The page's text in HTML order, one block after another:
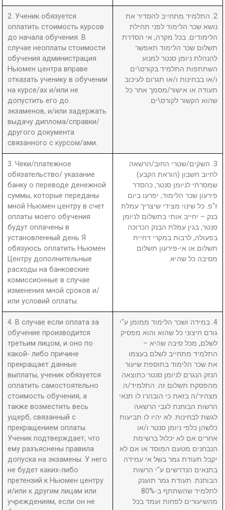
2. Ученик обязуется
оплатить стоимость курсов
до начала обучения. В
случае неоплаты стоимости
обучения администрация
Ньюмен центра вправе
отказать ученику в обучении
на курсе/ах и/или не
допустить его до
экзаменов, и/или задержать
выдачу диплома/справки/
другого документа
связанного с курсом/ами.
2. התלמיד מתחייב להסדיר את
נושא שכר הלימוד לפני תחילת
הלימודים. בכל מקרה, אי הסדרת
תשלום שכר הלימוד תאפשר
להנהלת ניומן סנטר למנוע
השתתפות התלמיד בקורס\ים
ו/או בבחינות ו/או תגרום לעיכוב
תעודה או אישור/מסמך אחר כל
שהוא הקשור לקורס\ים.
3. Чеки/платежное
обязательство/ указание
банку о переводе денежной
суммы, которые переданы
мной Ньюмен центру в счет
оплаты моего обучения
будут оплачены в
установленный день Я
обязуюсь оплатить Ньюмен
Центру дополнительные
расходы на банковские
комиссионные в случае
изменения мной сроков и/
или условий оплаты.
3. השקים/שטרי החוב/הרשאה
לחיוב חשבון (הוראת הקבע)
שמסרתי לניומן סנטר, כהסדר
פירעון שכר הלימוד, יפרעו ביום
ז"פ. כל שינוי מצידי שיצריך עמלת
בנק – יחייב אותי בתשלום לניומן
סנטר, בגין עמלת הבנק הכרוכה
בפעולה, לרבות במקרי דחיית
תשלום או אי-פירעון תשלום
מסיבה כל שהיא.
4. В случае если оплата за
обучение производится
третьим лицом, и оно по
какой- либо причине
прекращает данные
выплаты, ученик обязуется
оплатить самостоятельно
стоимость обучения, а
также возместить весь
ущерб, связанный с
прекращением оплаты.
Ученик подтверждает, что
ему разъяснены правила
допуска на экзамены. У него
не будет каких-либо
претензий к Ньюмен центру
и/или к другим лицам или
учреждениям, если он не
4. במידה ושכר הלימוד ממומן ע"י
גורם חיצוני כל שהוא והוא מפסיק
לשלם, מכל סיבה שהיא –
התלמיד מתחייב לשלם בעצמו
את שכר הלימוד בתוספת שיעור
הנזק הנגרם לניומן סנטר כתוצאה
מהפסקת תשלום זה. התלמיד/ה
מצהיר/ה בזאת כי הובהרו לו תנאי
הרשות הבוחנת לגבי הרשאה
לגשת לבחינות. לא יהיו לו תביעות
כלשהן כלפי ניומן סנטר ו/או
אחרים אם לא יכלול ברשימת
הנבחנים מטעם המוסד או אם לא
יקבל תעודת גמר בשל אי עמידה
בתנאים הנדרשים ע"י הרשות
הבוחנת. תעודת גמר תוענק
לתלמיד שהשתתף ב-80%
מהשיעורים לפחות ועמד בכל